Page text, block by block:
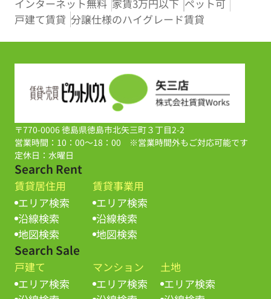
インターネット無料 家賃3万円以下 ペット可
戸建て賃貸 分譲仕様のハイグレード賃貸
〒770-0006 徳島県徳島市北矢三町３丁目2-2
営業時間：10：00～18：00 ※営業時間外もご対応可能です
定休日：水曜日
Search Rent
賃貸居住用
エリア検索
沿線検索
地図検索
賃貸事業用
エリア検索
沿線検索
地図検索
Search Sale
戸建て
エリア検索
マンション
エリア検索
土地
エリア検索